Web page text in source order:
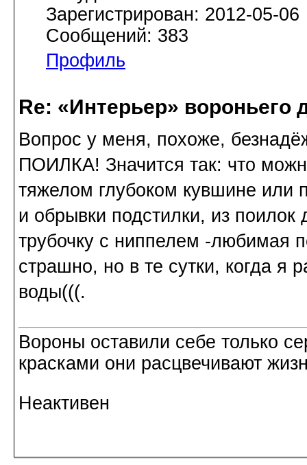
Зарегистрирован: 2012-05-06
Сообщений: 383
Профиль
Re: «Интерьер» вороньего
Вопрос у меня, похоже,
ПОИЛКА! Значится так: что
тяжелом глубоком кувшине или
и обрывки подстилки, из
трубочку с ниппелем -любимая
страшно, но в те сутки, когда я
воды(((.
Вороны оставили себе только
красками они расцвечивают
Неактивен